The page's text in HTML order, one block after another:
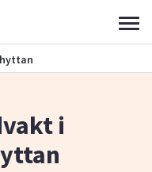
i